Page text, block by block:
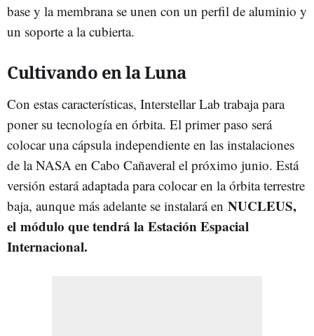
base y la membrana se unen con un perfil de aluminio y
un soporte a la cubierta.
Cultivando en la Luna
Con estas características, Interstellar Lab trabaja para
poner su tecnología en órbita. El primer paso será
colocar una cápsula independiente en las instalaciones
de la NASA en Cabo Cañaveral el próximo junio. Está
versión estará adaptada para colocar en la órbita terrestre
baja, aunque más adelante se instalará en NUCLEUS,
el módulo que tendrá la Estación Espacial
Internacional.